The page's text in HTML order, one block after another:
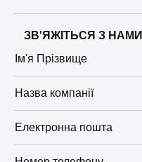
ЗВ'ЯЖІТЬСЯ З